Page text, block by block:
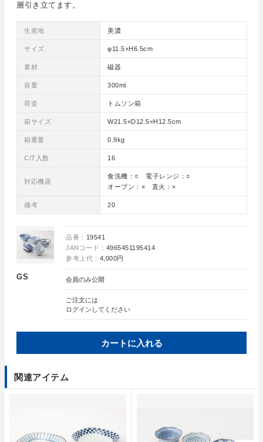
層引き立てます。
生産地 美濃
サイズ φ11.5×H6.5cm
素材 磁器
容量 300ml
荷姿 トムソン箱
箱サイズ W21.5×D12.5×H12.5cm
箱重量 0.9kg
C/T入数 16
対応機器
食洗機：○ 電子レンジ：○
オーブン：× 直火：×
備考 20
GS
品番： 19541
JANコード： 4965451195414
参考上代： 4,000円
会員のみ公開
ご注文には
ログイン してください
カートに入れる
関連アイテム